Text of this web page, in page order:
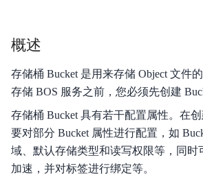
储
功能发布记录
产品公告
概述
存储桶 Bucket 是用来存储 Object 文件
存储 BOS 服务之前，您必须先创建
存储桶 Bucket 具有若干配置属性。在
要对部分 Bucket 属性进行配置，如
域、默认存储类型和读写权限等，同时
加速，并对标签进行绑定等。